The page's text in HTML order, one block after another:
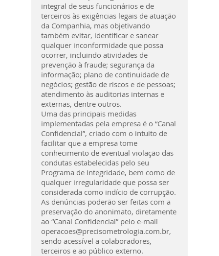
integral de seus funcionários e de
terceiros às exigências legais de atuação
da Companhia, mas objetivando
também evitar, identificar e sanear
qualquer inconformidade que possa
ocorrer, incluindo atividades de
prevenção à fraude; segurança da
informação; plano de continuidade de
negócios; gestão de riscos e de pessoas;
atendimento às auditorias internas e
externas, dentre outros.
Uma das principais medidas
implementadas pela empresa é o “Canal
Confidencial”, criado com o intuito de
facilitar que a empresa tome
conhecimento de eventual violação das
condutas estabelecidas pelo seu
Programa de Integridade, bem como de
qualquer irregularidade que possa ser
considerada como indício de corrupção.
As denúncias poderão ser feitas com a
preservação do anonimato, diretamente
ao “Canal Confidencial” pelo e-mail
operacoes@precisometrologia.com.br,
sendo acessível a colaboradores,
terceiros e ao público externo.